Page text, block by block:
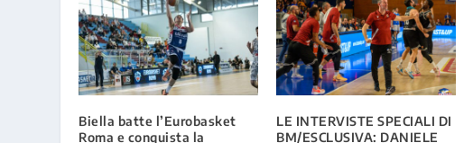
Biella batte l’Eurobasket
Roma e conquista la
LE INTERVISTE SPECIALI DI
BM/ESCLUSIVA: DANIELE